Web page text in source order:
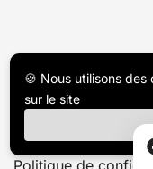
🍪 Nous utilisons
sur le site